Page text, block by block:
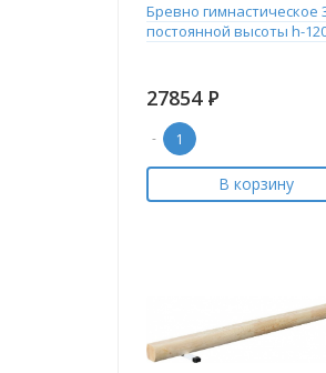
Бревно гимнастическое
постоянной высоты h-
27854 Р
-
В корзину